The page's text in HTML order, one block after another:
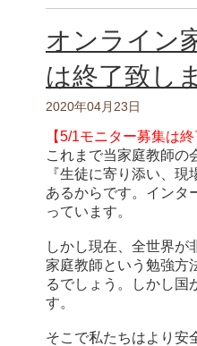
オンライン
は終了致し
2020年04月23日
【5/1モニター募集は
これまで当家庭教師の
『生徒に寄り添い、
あるからです。インタ
っています。
しかし現在、全世界が
家庭教師という勉強方
るでしょう。しかし国
す。
そこで私たちはより安